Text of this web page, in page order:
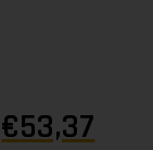
€53,37